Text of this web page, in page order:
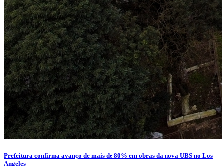
Prefeitura confirma avanço de mais de 80% em obras da nova UBS no Los
Angeles